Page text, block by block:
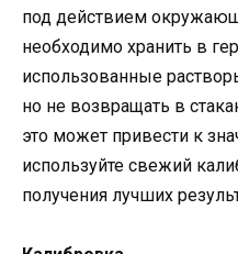
под действием
необходимо хранить в
использованные
но не возвращать в
это может привести к
используйте свежий
получения лучших